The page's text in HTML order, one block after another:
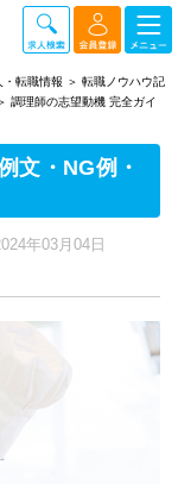
・転職情報
転職ノウハウ記
調理師の志望動機 完全ガイ
文・NG例・
年03月04日